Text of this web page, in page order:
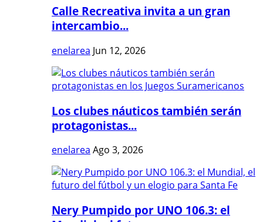
Calle Recreativa invita a un gran
intercambio...
enelarea Jun 12, 2026
Los clubes náuticos también serán
protagonistas...
enelarea Ago 3, 2026
Nery Pumpido por UNO 106.3: el